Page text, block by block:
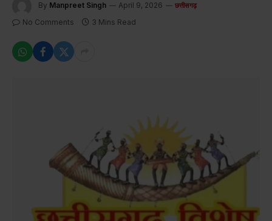
By Manpreet Singh April 9, 2026 छत्तीसगढ़
No Comments 3 Mins Read